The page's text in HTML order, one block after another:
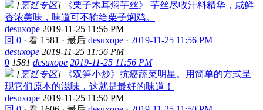
[烹饪专区]
《栗子木耳焖芋丝》 芋丝尽收汁料精华，咸鲜
香浓美味，味道可不输给栗子焖鸡。
desuxope 2019-11-25 11:56 PM
回 0 · 看 1581 · 最后 desuxope · 2019-11-25 11:56 PM
desuxope 2019-11-25 11:56 PM
0 1581 desuxope 2019-11-25 11:56 PM
[烹饪专区]
《双笋小炒》抗癌蔬菜明星。用简单的方式呈
现它们原本的滋味，这就是最好的味道！
desuxope 2019-11-25 11:50 PM